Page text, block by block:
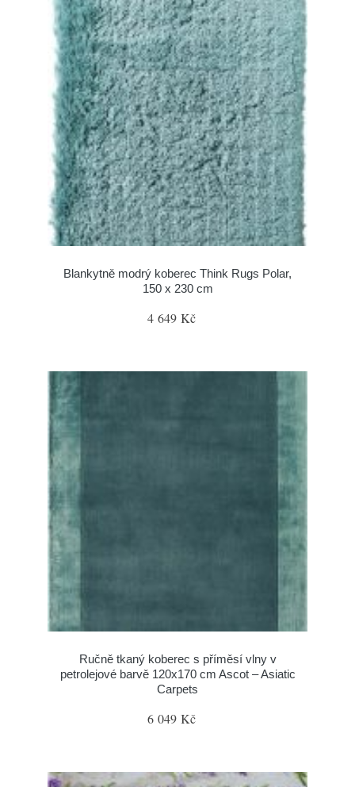
Blankytně modrý koberec Think Rugs Polar,
150 x 230 cm
4 649 Kč
Ručně tkaný koberec s příměsí vlny v
petrolejové barvě 120x170 cm Ascot – Asiatic
Carpets
6 049 Kč